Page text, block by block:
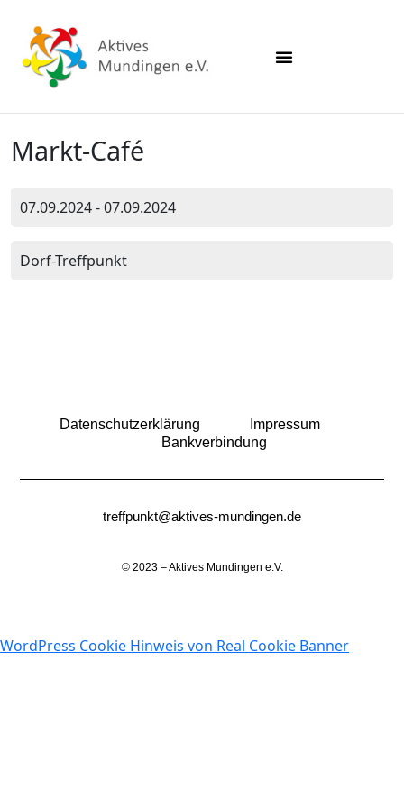
Markt-Café
07.09.2024 - 07.09.2024
Dorf-Treffpunkt
Datenschutzerklärung
Impressum
Bankverbindung
treffpunkt@aktives-mundingen.de
© 2023 – Aktives Mundingen e.V.
WordPress Cookie Hinweis von Real Cookie Banner